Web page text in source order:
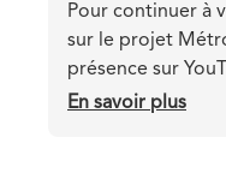
Teaser
Pour continuer à
sur le projet
présence sur
En savoir plus